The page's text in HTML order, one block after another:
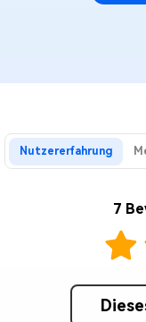
Nutzererfahrung
7